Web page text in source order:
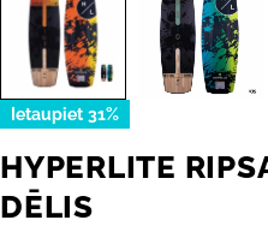
Ietaupiet 31%
HYPERLITE
DĒLIS